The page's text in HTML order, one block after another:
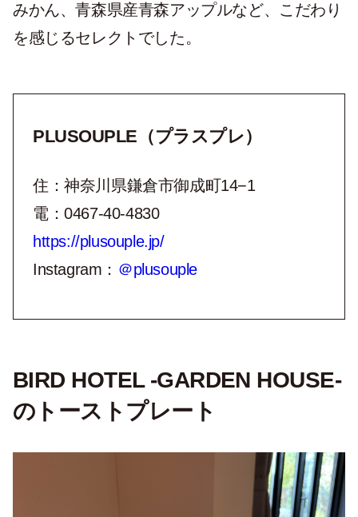
みかん、青森県産青森アップルなど、こだわり
を感じるセレクトでした。
PLUSOUPLE（プラスプレ）
住：神奈川県鎌倉市御成町14−1
電：0467-40-4830
https://plusouple.jp/
Instagram： ＠plusouple
BIRD HOTEL -GARDEN HOUSE-
のトーストプレート